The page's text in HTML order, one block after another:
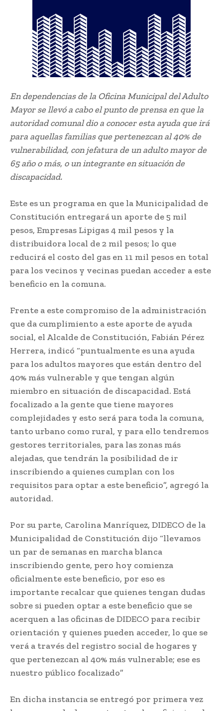
En dependencias de la Oficina Municipal del Adulto
Mayor se llevó a cabo el punto de prensa en que la
autoridad comunal dio a conocer esta ayuda que irá
para aquellas familias que pertenezcan al 40% de
vulnerabilidad, con jefatura de un adulto mayor de
65 año o más, o un integrante en situación de
discapacidad.
Este es un programa en que la Municipalidad de
Constitución entregará un aporte de 5 mil
pesos, Empresas Lipigas 4 mil pesos y la
distribuidora local de 2 mil pesos; lo que
reducirá el costo del gas en 11 mil pesos en total
para los vecinos y vecinas puedan acceder a este
beneficio en la comuna.
Frente a este compromiso de la administración
que da cumplimiento a este aporte de ayuda
social, el Alcalde de Constitución, Fabián Pérez
Herrera, indicó “puntualmente es una ayuda
para los adultos mayores que están dentro del
40% más vulnerable y que tengan algún
miembro en situación de discapacidad. Está
focalizado a la gente que tiene mayores
complejidades y esto será para toda la comuna,
tanto urbano como rural, y para ello tendremos
gestores territoriales, para las zonas más
alejadas, que tendrán la posibilidad de ir
inscribiendo a quienes cumplan con los
requisitos para optar a este beneficio”, agregó la
autoridad.
Por su parte, Carolina Manríquez, DIDECO de la
Municipalidad de Constitución dijo “llevamos
un par de semanas en marcha blanca
inscribiendo gente, pero hoy comienza
oficialmente este beneficio, por eso es
importante recalcar que quienes tengan dudas
sobre si pueden optar a este beneficio que se
acerquen a las oficinas de DIDECO para recibir
orientación y quienes pueden acceder, lo que se
verá a través del registro social de hogares y
que pertenezcan al 40% más vulnerable; ese es
nuestro público focalizado”
En dicha instancia se entregó por primera vez